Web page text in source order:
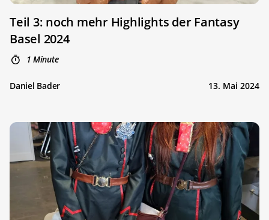
Teil 3: noch mehr Highlights der Fantasy
Basel 2024
1 Minute
Daniel Bader 13. Mai 2024